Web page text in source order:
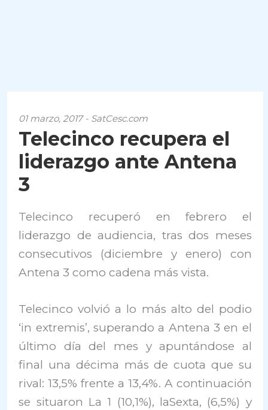
01 marzo, 2017 - SatCesc.com
Telecinco recupera el
liderazgo ante Antena
3
Telecinco recuperó en febrero el
liderazgo de audiencia, tras dos meses
consecutivos (diciembre y enero) con
Antena 3 como cadena más vista.
Telecinco volvió a lo más alto del podio
‘in extremis’, superando a Antena 3 en el
último día del mes y apuntándose al
final una décima más de cuota que su
rival: 13,5% frente a 13,4%. A continuación
se situaron La 1 (10,1%), laSexta, (6,5%) y